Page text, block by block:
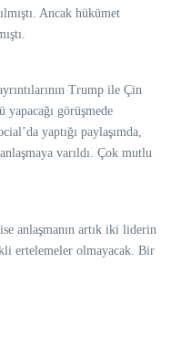
Ancak hükümet
Trump ile Çin
görüşmede
yaptığı paylaşımda,
varıldı. Çok mutlu
anlaşmanın artık iki liderin
ertelemeler olmayacak. Bir